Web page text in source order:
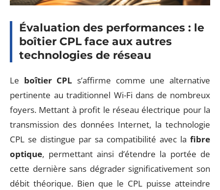
Évaluation des performances : le
boîtier CPL face aux autres
technologies de réseau
Le boîtier CPL s’affirme comme une alternative
pertinente au traditionnel Wi-Fi dans de nombreux
foyers. Mettant à profit le réseau électrique pour la
transmission des données Internet, la technologie
CPL se distingue par sa compatibilité avec la fibre
optique, permettant ainsi d’étendre la portée de
cette dernière sans dégrader significativement son
débit théorique. Bien que le CPL puisse atteindre